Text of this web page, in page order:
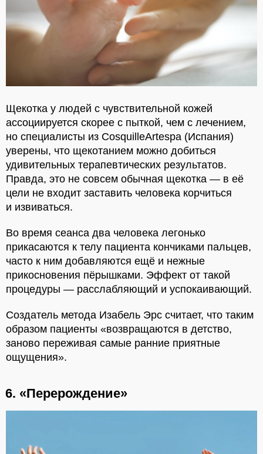
Щекотка у людей с чувствительной кожей
ассоциируется скорее с пыткой, чем с лечением,
но специалисты из CosquilleArtespa (Испания)
уверены, что щекотанием можно добиться
удивительных терапевтических результатов.
Правда, это не совсем обычная щекотка — в её
цели не входит заставить человека корчиться
и извиваться.
Во время сеанса два человека легонько
прикасаются к телу пациента кончиками пальцев,
часто к ним добавляются ещё и нежные
прикосновения пёрышками. Эффект от такой
процедуры — расслабляющий и успокаивающий.
Создатель метода Изабель Эрс считает, что таким
образом пациенты «возвращаются в детство,
заново переживая самые ранние приятные
ощущения».
6. «Перерождение»